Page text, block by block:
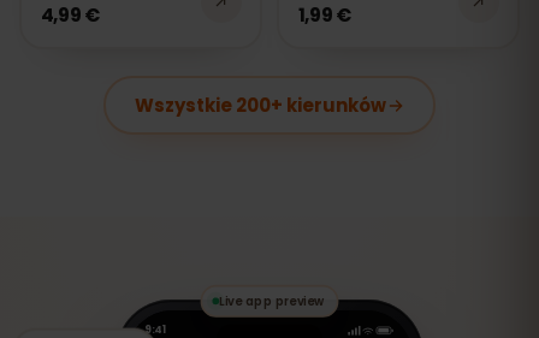
4,99 € 1,99 €
Wszystkie 200+ kierunków